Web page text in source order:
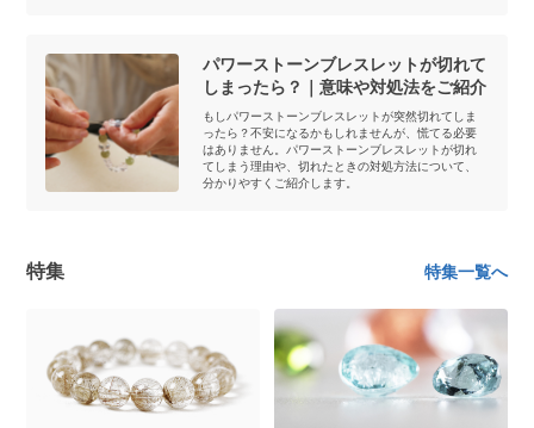
パワーストーンブレスレットが切れて
しまったら？｜意味や対処法をご紹介
もしパワーストーンブレスレットが突然切れてしま
ったら？不安になるかもしれませんが、慌てる必要
はありません。パワーストーンブレスレットが切れ
てしまう理由や、切れたときの対処方法について、
分かりやすくご紹介します。
特集 特集一覧へ